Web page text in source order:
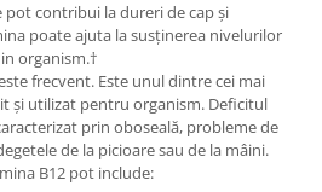
contribui la dureri de cap și
poate ajuta la susținerea nivelurilor
organism.†
frecvent. Este unul dintre cei mai
și utilizat pentru organism. Deficitul
prin oboseală, probleme de
de la picioare sau de la mâini.
B12 pot include: